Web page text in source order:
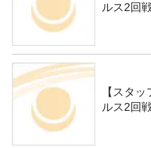
ルス2回
【スタ
ルス2回